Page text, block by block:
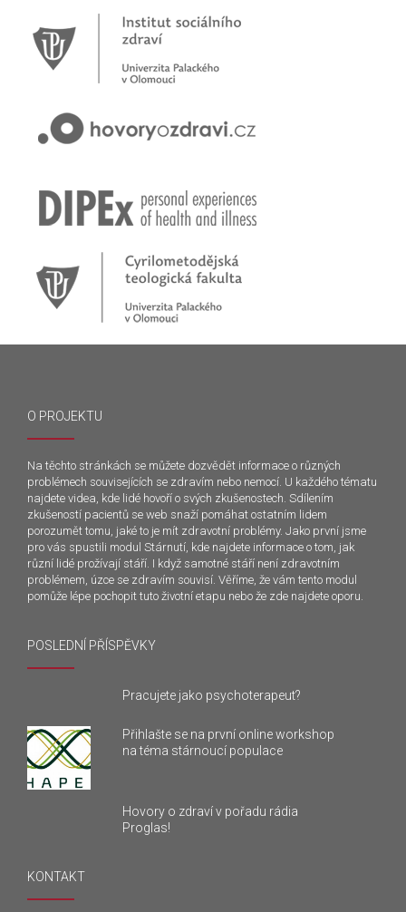
O PROJEKTU
Na těchto stránkách se můžete dozvědět informace o různých
problémech souvisejících se zdravím nebo nemocí. U každého tématu
najdete videa, kde lidé hovoří o svých zkušenostech. Sdílením
zkušeností pacientů se web snaží pomáhat ostatním lidem
porozumět tomu, jaké to je mít zdravotní problémy. Jako první jsme
pro vás spustili modul Stárnutí, kde najdete informace o tom, jak
různí lidé prožívají stáří. I když samotné stáří není zdravotním
problémem, úzce se zdravím souvisí. Věříme, že vám tento modul
pomůže lépe pochopit tuto životní etapu nebo že zde najdete oporu.
POSLEDNÍ PŘÍSPĚVKY
Pracujete jako psychoterapeut?
Přihlašte se na první online workshop
na téma stárnoucí populace
Hovory o zdraví v pořadu rádia
Proglas!
KONTAKT